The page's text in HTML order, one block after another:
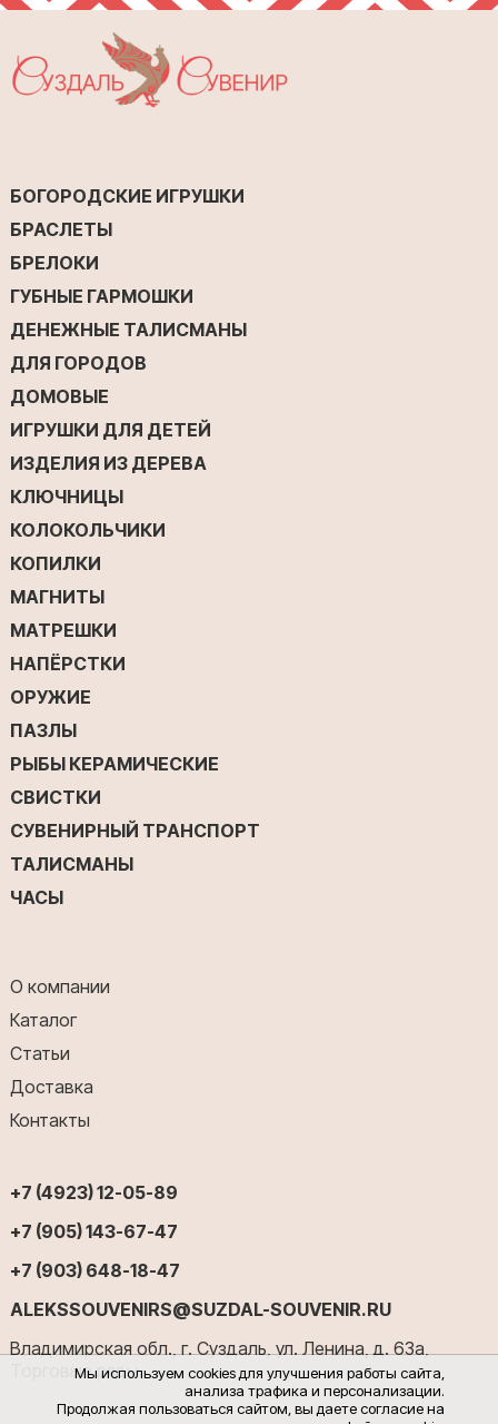
Мы используем cookies для улучшения работы сайта,
анализа трафика и персонализации.
Продолжая пользоваться сайтом, вы даете согласие на
БОГОРОДСКИЕ ИГРУШКИ
БРАСЛЕТЫ
БРЕЛОКИ
ГУБНЫЕ ГАРМОШКИ
ДЕНЕЖНЫЕ ТАЛИСМАНЫ
ДЛЯ ГОРОДОВ
ДОМОВЫЕ
ИГРУШКИ ДЛЯ ДЕТЕЙ
ИЗДЕЛИЯ ИЗ ДЕРЕВА
КЛЮЧНИЦЫ
КОЛОКОЛЬЧИКИ
КОПИЛКИ
МАГНИТЫ
МАТРЕШКИ
НАПЁРСТКИ
ОРУЖИЕ
ПАЗЛЫ
РЫБЫ КЕРАМИЧЕСКИЕ
СВИСТКИ
СУВЕНИРНЫЙ ТРАНСПОРТ
ТАЛИСМАНЫ
ЧАСЫ
О компании
Каталог
Статьи
Доставка
Контакты
+7 (4923) 12-05-89
+7 (905) 143-67-47
+7 (903) 648-18-47
ALEKSSOUVENIRS@SUZDAL-SOUVENIR.RU
Владимирская обл., г. Суздаль, ул. Ленина, д. 63а,
Торговые ряды